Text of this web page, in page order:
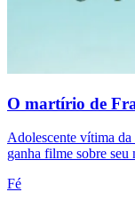
O martírio de
Adolescente vítima
ganha filme sobre seu
Fé